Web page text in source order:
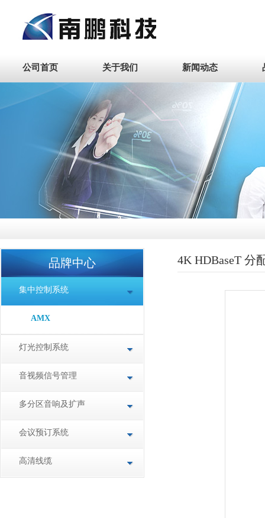
公司首页 关于我们 新闻动态
品牌中心
集中控制系统
AMX
灯光控制系统
音视频信号管理
多分区音响及扩声
会议预订系统
高清线缆
4K HDBaseT 分